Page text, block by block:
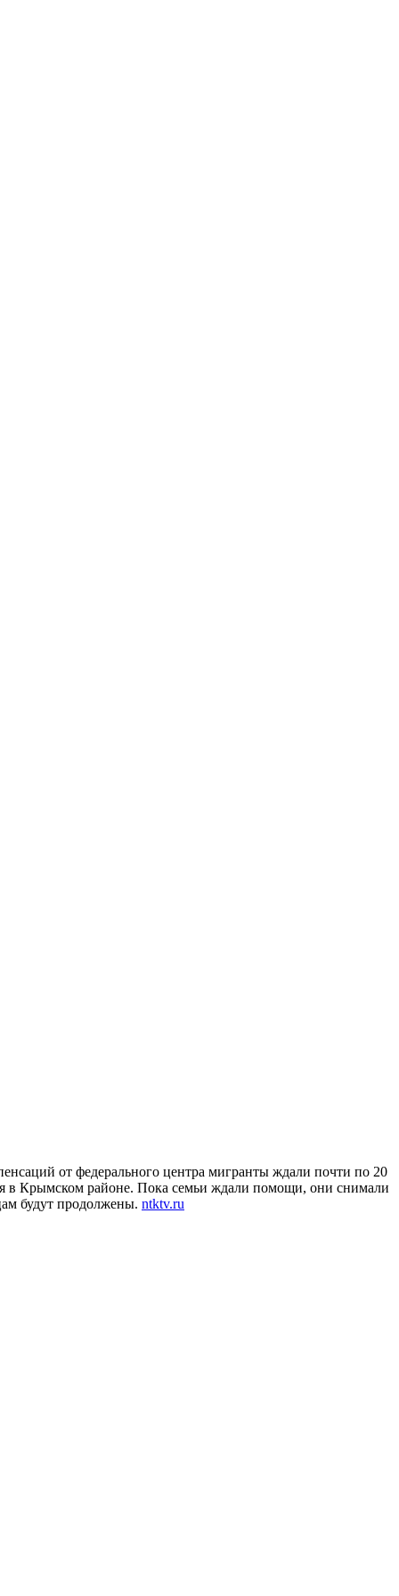
от федерального центра мигранты ждали почти по 20
в Крымском районе. Пока семьи ждали помощи, они снимали
будут продолжены. ntktv.ru